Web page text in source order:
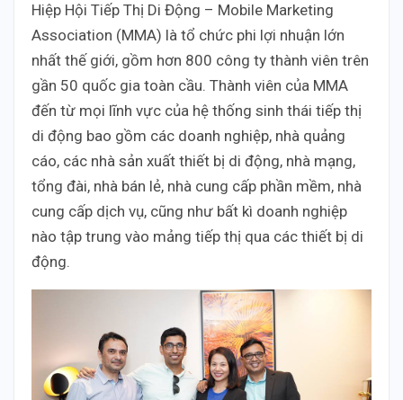
Hiệp Hội Tiếp Thị Di Động – Mobile Marketing
Association (MMA) là tổ chức phi lợi nhuận lớn
nhất thế giới, gồm hơn 800 công ty thành viên trên
gần 50 quốc gia toàn cầu. Thành viên của MMA
đến từ mọi lĩnh vực của hệ thống sinh thái tiếp thị
di động bao gồm các doanh nghiệp, nhà quảng
cáo, các nhà sản xuất thiết bị di động, nhà mạng,
tổng đài, nhà bán lẻ, nhà cung cấp phần mềm, nhà
cung cấp dịch vụ, cũng như bất kì doanh nghiệp
nào tập trung vào mảng tiếp thị qua các thiết bị di
động.